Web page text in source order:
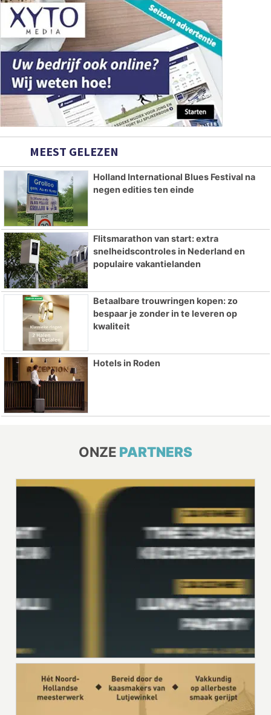
MEEST GELEZEN
Holland International Blues Festival na
negen edities ten einde
Flitsmarathon van start: extra
snelheidscontroles in Nederland en
populaire vakantielanden
Betaalbare trouwringen kopen: zo
bespaar je zonder in te leveren op
kwaliteit
Hotels in Roden
ONZE PARTNERS